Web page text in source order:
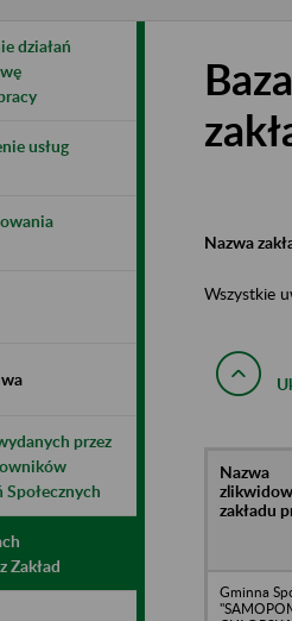
działań
usług
przez
Społecznych
Zakład
Nazwa
Wszystkie
Nazwa
zakładu
Gminna